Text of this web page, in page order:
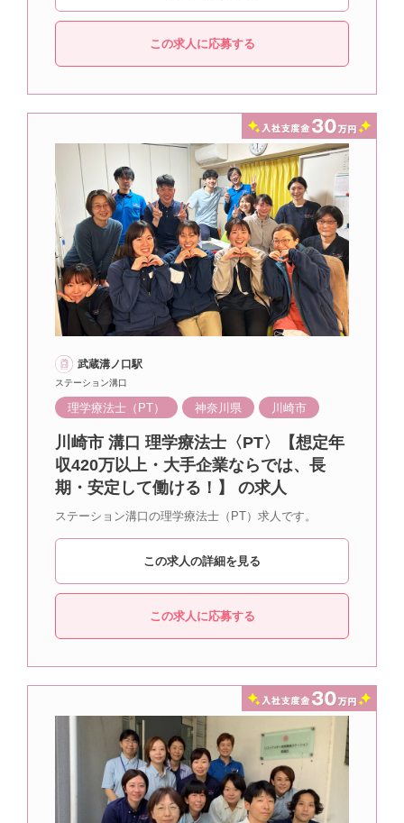
この求人に応募する
武蔵溝ノ口駅
ステーション溝口
理学療法士（PT） 神奈川県 川崎市
川崎市 溝口 理学療法士〈PT〉【想定年
収420万以上・大手企業ならでは、長
期・安定して働ける！】 の求人
ステーション溝口の理学療法士（PT）求人です。
この求人の詳細を見る
この求人に応募する